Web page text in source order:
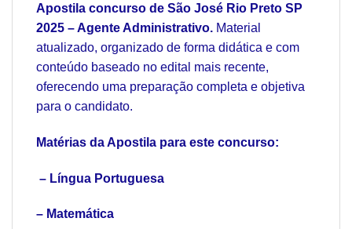
Apostila concurso de São José Rio Preto SP
2025 – Agente Administrativo. Material
atualizado, organizado de forma didática e com
conteúdo baseado no edital mais recente,
oferecendo uma preparação completa e objetiva
para o candidato.
Matérias da Apostila para este concurso:
– Língua Portuguesa
– Matemática